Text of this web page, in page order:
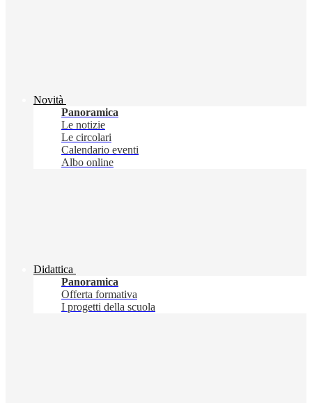
Novità
Panoramica
Le notizie
Le circolari
Calendario eventi
Albo online
Didattica
Panoramica
Offerta formativa
I progetti della scuola